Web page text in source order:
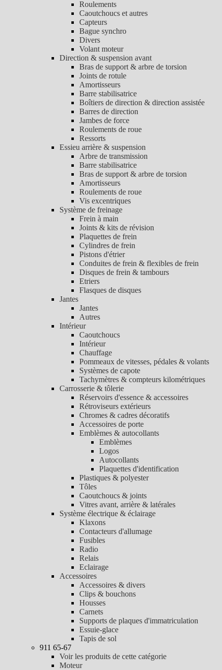
Roulements
Caoutchoucs et autres
Capteurs
Bague synchro
Divers
Volant moteur
Direction & suspension avant
Bras de support & arbre de torsion
Joints de rotule
Amortisseurs
Barre stabilisatrice
Boîtiers de direction & direction assistée
Barres de direction
Jambes de force
Roulements de roue
Ressorts
Essieu arrière & suspension
Arbre de transmission
Barre stabilisatrice
Bras de support & arbre de torsion
Amortisseurs
Roulements de roue
Vis excentriques
Système de freinage
Frein à main
Joints & kits de révision
Plaquettes de frein
Cylindres de frein
Pistons d'étrier
Conduites de frein & flexibles de frein
Disques de frein & tambours
Etriers
Flasques de disques
Jantes
Jantes
Autres
Intérieur
Caoutchoucs
Intérieur
Chauffage
Pommeaux de vitesses, pédales & volants
Systèmes de capote
Tachymètres & compteurs kilométriques
Carrosserie & tôlerie
Réservoirs d'essence & accessoires
Rétroviseurs extérieurs
Chromes & cadres décoratifs
Accessoires de porte
Emblèmes & autocollants
Emblèmes
Logos
Autocollants
Plaquettes d'identification
Plastiques & polyester
Tôles
Caoutchoucs & joints
Vitres avant, arrière & latérales
Système électrique & éclairage
Klaxons
Contacteurs d'allumage
Fusibles
Radio
Relais
Eclairage
Accessoires
Accessoires & divers
Clips & bouchons
Housses
Carnets
Supports de plaques d'immatriculation
Essuie-glace
Tapis de sol
911 65-67
Voir les produits de cette catégorie
Moteur